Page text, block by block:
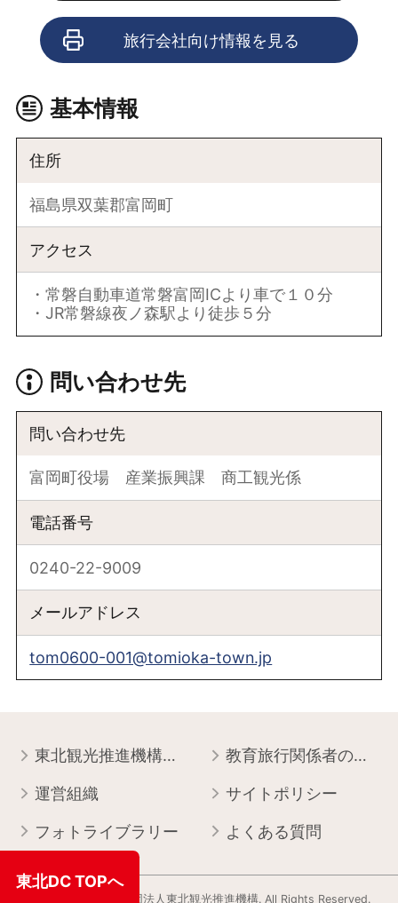
旅行会社向け情報を見る
基本情報
住所
福島県双葉郡富岡町
アクセス
・常磐自動車道常磐富岡ICより車で１０分
・JR常磐線夜ノ森駅より徒歩５分
問い合わせ先
問い合わせ先
富岡町役場 産業振興課 商工観光係
電話番号
0240-22-9009
メールアドレス
tom0600-001@tomioka-town.jp
東北観光推進機構について 教育旅行関係者の皆様へ
運営組織 サイトポリシー
フォトライブラリー よくある質問
Copyright © 一般社団法人東北観光推進機構. All Rights Reserved.
東北DC TOPへ